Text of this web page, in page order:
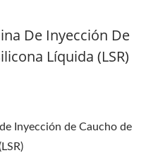
De Inyección De
Líquida (LSR)
Inyección de Caucho de